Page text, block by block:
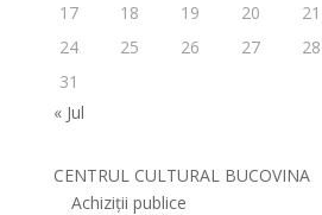
17
18 19 20 21
24
25 26 27 28
31
« Jul
CENTRUL CULTURAL BUCOVINA
Achiziții publice